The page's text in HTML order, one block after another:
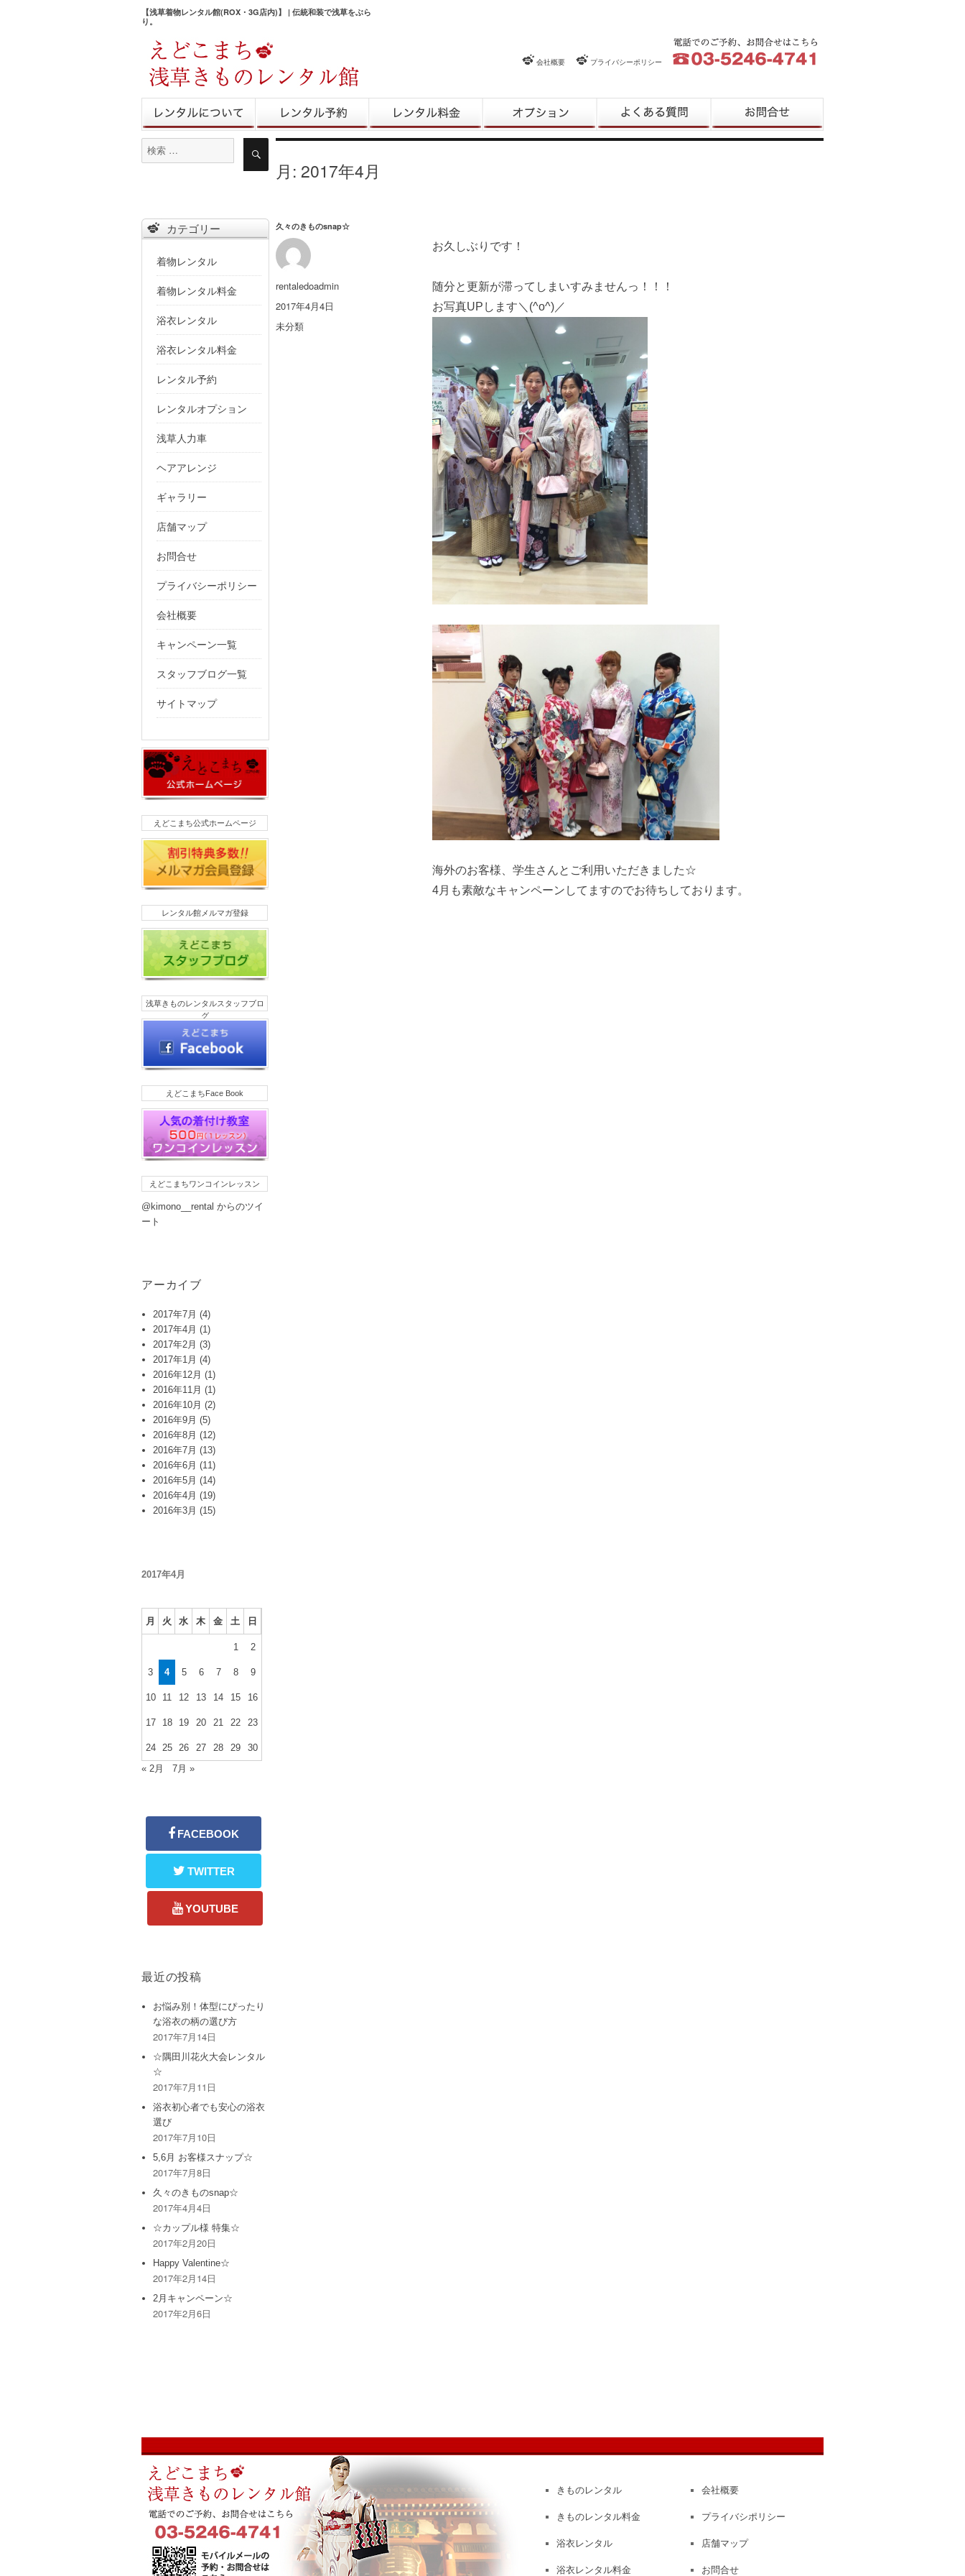
【浅草着物レンタル館(ROX・3G店内)】 | 伝統和装で浅草をぶら
り。
会社概要 プライバシーポリシー
きものレンタル レンタル予約 レンタル料金 レンタルオプション よくある質問 お問合せ
月: 2017年4月
久々のきものsnap☆
お久しぶりです！
随分と更新が滞ってしまいすみませんっ！！！
お写真UPします＼(^o^)／
海外のお客様、学生さんとご利用いただきました☆
4月も素敵なキャンペーンしてますのでお待ちしております。
投
稿
rentaledoadmin
投
稿
日:
2017年4月4日
カ
未分類
検
索
カテゴリー
着物レンタル
着物レンタル料金
浴衣レンタル
浴衣レンタル料金
レンタル予約
レンタルオプション
浅草人力車
ヘアアレンジ
ギャラリー
店舗マップ
お問合せ
プライバシーポリシー
会社概要
キャンペーン一覧
スタッフブログ一覧
サイトマップ
えどこまち公式ホームページ
レンタル館メルマガ登録
浅草きものレンタルスタッフブロ
グ
えどこまちFace Book
えどこまちワンコインレッスン
@kimono__rental からのツイ
ート
アーカイブ
2017年7月 (4)
2017年4月 (1)
2017年2月 (3)
2017年1月 (4)
2016年12月 (1)
2016年11月 (1)
2016年10月 (2)
2016年9月 (5)
2016年8月 (12)
2016年7月 (13)
2016年6月 (11)
2016年5月 (14)
2016年4月 (19)
2016年3月 (15)
2017年4月
月 火 水 木 金 土 日
1 2
3 4 5 6 7 8 9
10 11 12 13 14 15 16
17 18 19 20 21 22 23
24 25 26 27 28 29
30
« 2月
7月 »
最近の投稿
お悩み別！体型にぴったり
な浴衣の柄の選び方
2017年7月14日
☆隅田川花火大会レンタル
☆
2017年7月11日
浴衣初心者でも安心の浴衣
選び
2017年7月10日
5,6月 お客様スナップ☆
2017年7月8日
久々のきものsnap☆
2017年4月4日
☆カップル様 特集☆
2017年2月20日
Happy Valentine☆
2017年2月14日
2月キャンペーン☆
2017年2月6日
きものレンタル
きものレンタル料金
浴衣レンタル
浴衣レンタル料金
会社概要
プライバシポリシー
店舗マップ
お問合せ